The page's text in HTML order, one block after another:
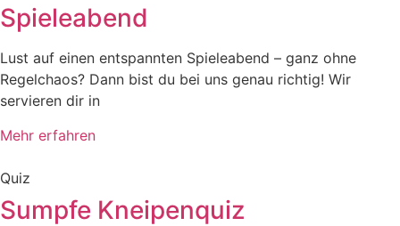
Spieleabend
Lust auf einen entspannten Spieleabend – ganz ohne
Regelchaos? Dann bist du bei uns genau richtig! Wir
servieren dir in
Mehr erfahren
Quiz
Sumpfe Kneipenquiz